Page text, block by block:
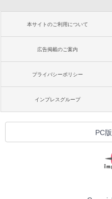
本サイトのご利用について
広告掲載のご案内
プライバシーポリシー
インプレスグループ
PC